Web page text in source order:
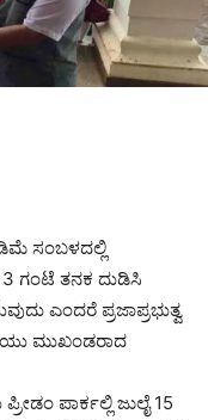
ಸಂಬಳದಲ್ಲಿ
3 ಗಂಟೆ ತನಕ ದುಡಿಸಿ
ಎಂದರೆ ಪ್ರಜಾಪ್ರಭುತ್ವ
ಮುಖಂಡರಾದ
ಪಾರ್ಕಲ್ಲಿ ಜುಲೈ 15